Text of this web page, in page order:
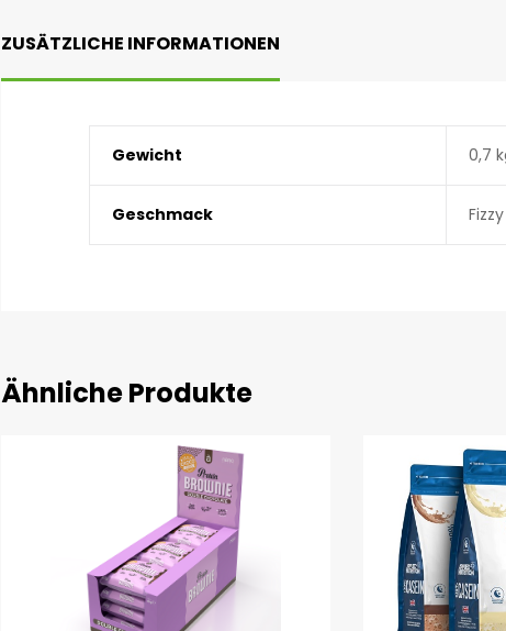
ZUSÄTZLICHE INFORMATIONEN
Gewicht 0,7
Geschmack
Ähnliche Produkte